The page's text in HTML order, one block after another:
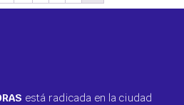
está radicada en la ciudad